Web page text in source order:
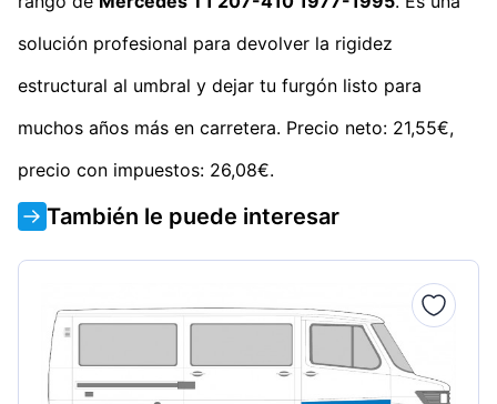
solución profesional para devolver la rigidez
estructural al umbral y dejar tu furgón listo para
muchos años más en carretera. Precio neto: 21,55€,
precio con impuestos: 26,08€.
También le puede interesar